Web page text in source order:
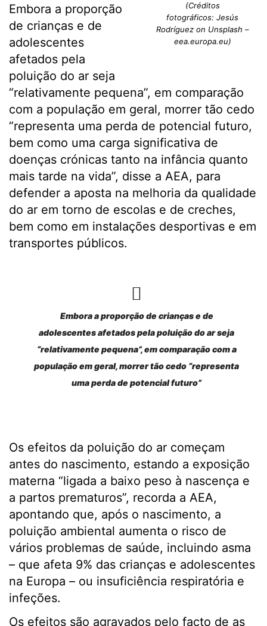
(Créditos
fotográficos: Jesús
Rodríguez on Unsplash –
eea.europa.eu)
Embora a proporção
de crianças e de
adolescentes
afetados pela
poluição do ar seja
“relativamente pequena”, em comparação
com a população em geral, morrer tão cedo
“representa uma perda de potencial futuro,
bem como uma carga significativa de
doenças crónicas tanto na infância quanto
mais tarde na vida”, disse a AEA, para
defender a aposta na melhoria da qualidade
do ar em torno de escolas e de creches,
bem como em instalações desportivas e em
transportes públicos.
Embora a proporção de crianças e de
adolescentes afetados pela poluição do ar seja
“relativamente pequena”, em comparação com a
população em geral, morrer tão cedo “representa
uma perda de potencial futuro”
Os efeitos da poluição do ar começam
antes do nascimento, estando a exposição
materna “ligada a baixo peso à nascença e
a partos prematuros”, recorda a AEA,
apontando que, após o nascimento, a
poluição ambiental aumenta o risco de
vários problemas de saúde, incluindo asma
– que afeta 9% das crianças e adolescentes
na Europa – ou insuficiência respiratória e
infeções.
Os efeitos são agravados pelo facto de as